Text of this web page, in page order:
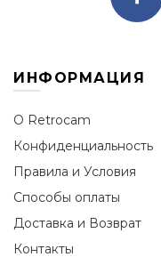
ИНФОРМАЦИЯ
О Retrocam
Конфиденциальность
Правила и Условия
Способы оплаты
Доставка и Возврат
Контакты